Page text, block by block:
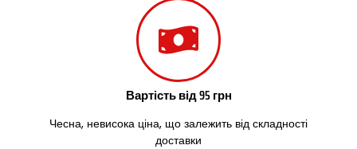
Вартість від 95 грн
Чесна, невисока ціна, що залежить від складності
доставки